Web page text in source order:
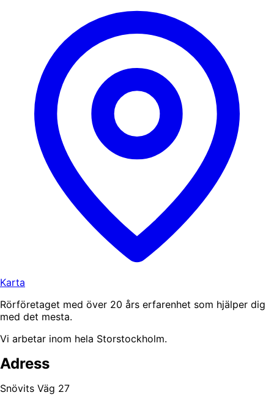
Karta
Rörföretaget med över 20 års erfarenhet som hjälper dig
med det mesta.
Vi arbetar inom hela Storstockholm.
Adress
Snövits Väg 27